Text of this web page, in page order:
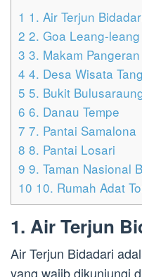
1 1. Air Terjun
2 2. Goa Leang-leang
3 3. Makam
4 4. Desa Wisata
5 5. Bukit
6 6. Danau Tempe
7 7. Pantai Samalona
8 8. Pantai Losari
9 9. Taman Nasional
10 10. Rumah Adat
1. Air Terjun
Air Terjun Bidadari
yang wajib dikunjungi